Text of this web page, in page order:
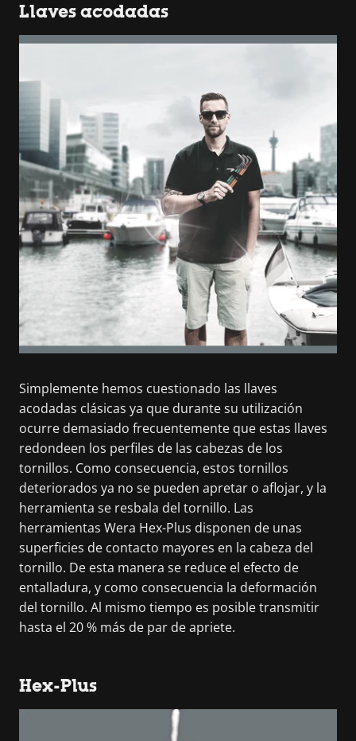
Llaves acodadas
Simplemente hemos cuestionado las llaves
acodadas clásicas ya que durante su utilización
ocurre demasiado frecuentemente que estas llaves
redondeen los perfiles de las cabezas de los
tornillos. Como consecuencia, estos tornillos
deteriorados ya no se pueden apretar o aflojar, y la
herramienta se resbala del tornillo. Las
herramientas Wera Hex-Plus disponen de unas
superficies de contacto mayores en la cabeza del
tornillo. De esta manera se reduce el efecto de
entalladura, y como consecuencia la deformación
del tornillo. Al mismo tiempo es posible transmitir
hasta el 20 % más de par de apriete.
Hex-Plus